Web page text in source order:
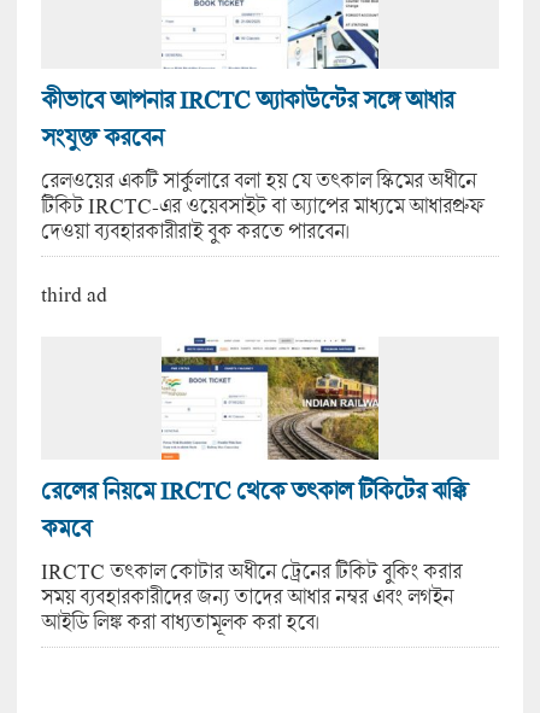
কীভাবে আপনার IRCTC অ্যাকাউন্টের সঙ্গে আধার
সংযুক্ত করবেন
রেলওয়ের একটি সার্কুলারে বলা হয় যে তৎকাল স্কিমের অধীনে
টিকিট IRCTC-এর ওয়েবসাইট বা অ্যাপের মাধ্যমে আধারপ্রুফ
দেওয়া ব্যবহারকারীরাই বুক করতে পারবেন।
third ad
রেলের নিয়মে IRCTC থেকে তৎকাল টিকিটের ঝক্কি
কমবে
IRCTC তৎকাল কোটার অধীনে ট্রেনের টিকিট বুকিং করার
সময় ব্যবহারকারীদের জন্য তাদের আধার নম্বর এবং লগইন
আইডি লিঙ্ক করা বাধ্যতামূলক করা হবে।